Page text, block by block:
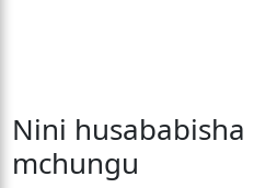
Nini
mchungu